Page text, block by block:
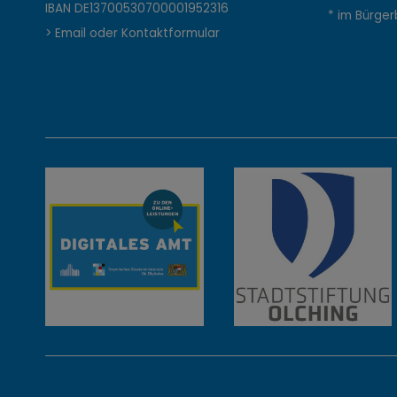
n
t
a
k
t
IBAN DE13700530700001952316
> Email oder Kontaktformular
* im